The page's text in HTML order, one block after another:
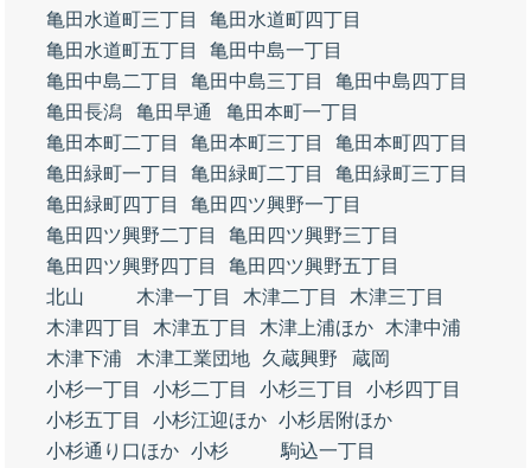
亀田水道町三丁目
亀田水道町四丁目
亀田水道町五丁目
亀田中島一丁目
亀田中島二丁目
亀田中島三丁目
亀田中島四丁目
亀田長潟
亀田早通
亀田本町一丁目
亀田本町二丁目
亀田本町三丁目
亀田本町四丁目
亀田緑町一丁目
亀田緑町二丁目
亀田緑町三丁目
亀田緑町四丁目
亀田四ツ興野一丁目
亀田四ツ興野二丁目
亀田四ツ興野三丁目
亀田四ツ興野四丁目
亀田四ツ興野五丁目
北山
木津一丁目 木津二丁目
木津三丁目
木津四丁目
木津五丁目 木津上浦ほか
木津中浦
木津下浦
木津工業団地 久蔵興野
蔵岡
小杉一丁目
小杉二丁目 小杉三丁目
小杉四丁目
小杉五丁目
小杉江迎ほか 小杉居附ほか
小杉通り口ほか 小杉
駒込一丁目